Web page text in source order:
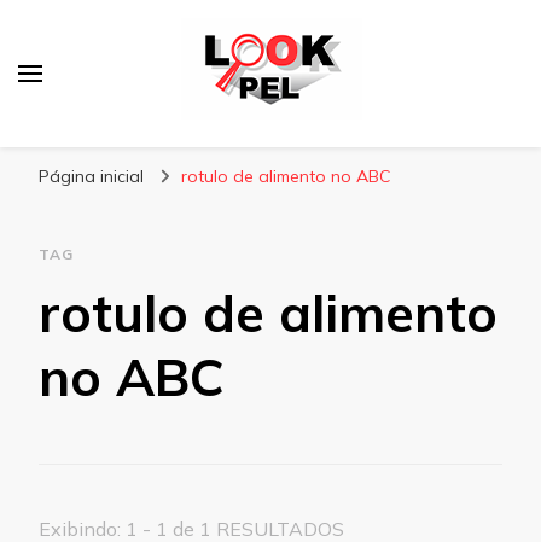
Página inicial rotulo de alimento no ABC
TAG
rotulo de alimento
no ABC
Exibindo: 1 - 1 de 1 RESULTADOS